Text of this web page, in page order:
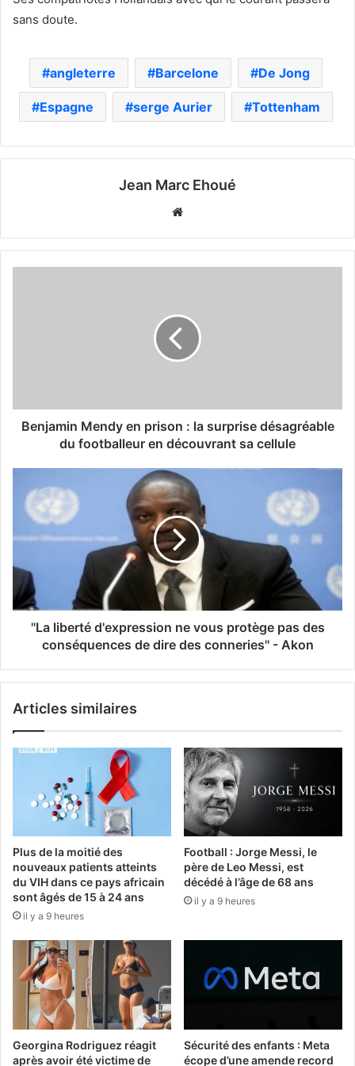
sans doute.
angleterre Barcelone De Jong
Espagne serge Aurier Tottenham
Jean Marc Ehoué
Benjamin Mendy en prison : la surprise désagréable
du footballeur en découvrant sa cellule
''La liberté d'expression ne vous protège pas des
conséquences de dire des conneries'' - Akon
Articles similaires
Plus de la moitié des
nouveaux patients atteints
du VIH dans ce pays africain
sont âgés de 15 à 24 ans
il y a 9 heures
Football : Jorge Messi, le
père de Leo Messi, est
décédé à l’âge de 68 ans
il y a 9 heures
Georgina Rodriguez réagit
après avoir été victime de
Sécurité des enfants : Meta
écope d’une amende record